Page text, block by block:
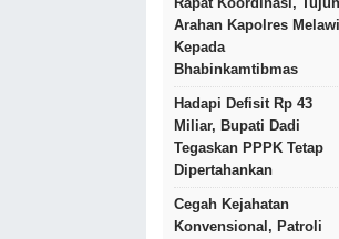
Arahan Kapolres Melawi
Kepada
Bhabinkamtibmas
Hadapi Defisit Rp 43
Miliar, Bupati Dadi
Tegaskan PPPK Tetap
Dipertahankan
Cegah Kejahatan
Konvensional, Patroli